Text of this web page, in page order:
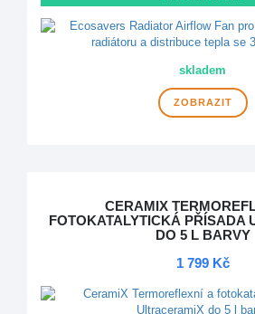
skladem
ZOBRAZIT
CERAMIX
FOTOKATALYTICKÁ PŘÍSADA
DO 5 L BARVY
1 799 Kč